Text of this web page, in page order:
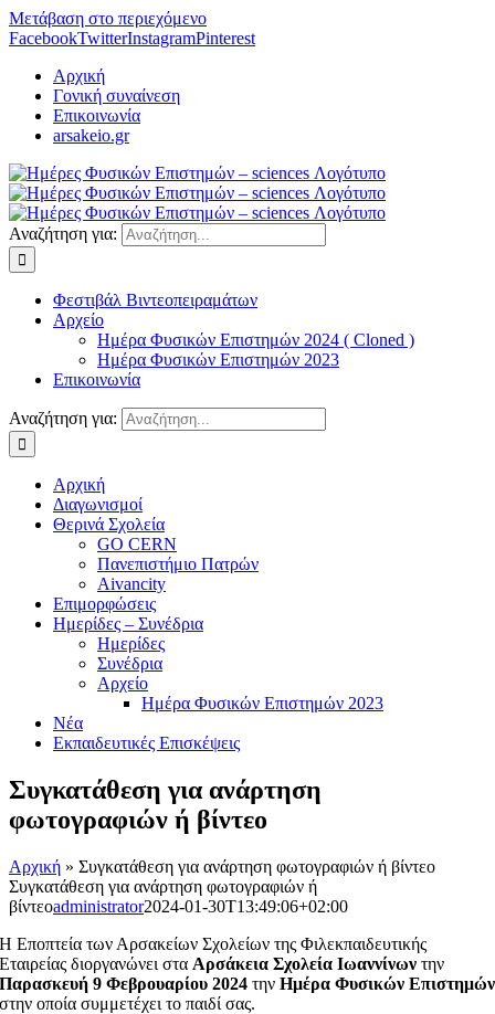
Μετάβαση στο περιεχόμενο
FacebookTwitterInstagramPinterest
Αρχική
Γονική συναίνεση
Επικοινωνία
arsakeio.gr
Αναζήτηση για:
Φεστιβάλ Βιντεοπειραμάτων
Αρχείο
Ημέρα Φυσικών Επιστημών 2024 ( Cloned )
Ημέρα Φυσικών Επιστημών 2023
Επικοινωνία
Αναζήτηση για:
Αρχική
Διαγωνισμοί
Θερινά Σχολεία
GO CERN
Πανεπιστήμιο Πατρών
Aivancity
Επιμορφώσεις
Ημερίδες – Συνέδρια
Ημερίδες
Συνέδρια
Αρχείο
Ημέρα Φυσικών Επιστημών 2023
Νέα
Εκπαιδευτικές Επισκέψεις
Συγκατάθεση για ανάρτηση
φωτογραφιών ή βίντεο
Αρχική » Συγκατάθεση για ανάρτηση φωτογραφιών ή βίντεο
Συγκατάθεση για ανάρτηση φωτογραφιών ή
βίντεοadministrator2024-01-30T13:49:06+02:00
Η Εποπτεία των Αρσακείων Σχολείων της Φιλεκπαιδευτικής
Εταιρείας διοργανώνει στα Αρσάκεια Σχολεία Ιωαννίνων την
Παρασκευή 9 Φεβρουαρίου 2024 τηνΗμέρα Φυσικών Επιστημών
στην οποία συμμετέχει το παιδί σας.